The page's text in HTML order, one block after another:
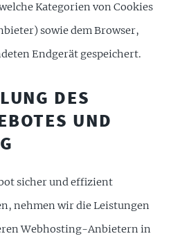
Kategorien von Cookies
sowie dem Browser,
Endgerät gespeichert.
DES
UND
sicher und effizient
nehmen wir die Leistungen
Webhosting-Anbietern in